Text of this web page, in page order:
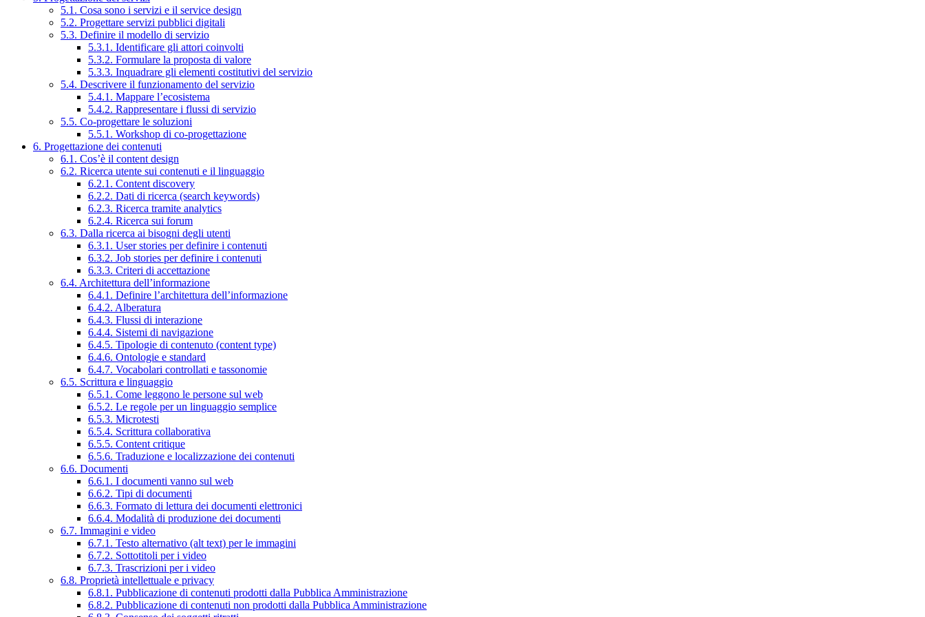
5.1. Cosa sono i servizi e il service design
5.2. Progettare servizi pubblici digitali
5.3. Definire il modello di servizio
5.3.1. Identificare gli attori coinvolti
5.3.2. Formulare la proposta di valore
5.3.3. Inquadrare gli elementi costitutivi del servizio
5.4. Descrivere il funzionamento del servizio
5.4.1. Mappare l’ecosistema
5.4.2. Rappresentare i flussi di servizio
5.5. Co-progettare le soluzioni
5.5.1. Workshop di co-progettazione
6. Progettazione dei contenuti
6.1. Cos’è il content design
6.2. Ricerca utente sui contenuti e il linguaggio
6.2.1. Content discovery
6.2.2. Dati di ricerca (search keywords)
6.2.3. Ricerca tramite analytics
6.2.4. Ricerca sui forum
6.3. Dalla ricerca ai bisogni degli utenti
6.3.1. User stories per definire i contenuti
6.3.2. Job stories per definire i contenuti
6.3.3. Criteri di accettazione
6.4. Architettura dell’informazione
6.4.1. Definire l’architettura dell’informazione
6.4.2. Alberatura
6.4.3. Flussi di interazione
6.4.4. Sistemi di navigazione
6.4.5. Tipologie di contenuto (content type)
6.4.6. Ontologie e standard
6.4.7. Vocabolari controllati e tassonomie
6.5. Scrittura e linguaggio
6.5.1. Come leggono le persone sul web
6.5.2. Le regole per un linguaggio semplice
6.5.3. Microtesti
6.5.4. Scrittura collaborativa
6.5.5. Content critique
6.5.6. Traduzione e localizzazione dei contenuti
6.6. Documenti
6.6.1. I documenti vanno sul web
6.6.2. Tipi di documenti
6.6.3. Formato di lettura dei documenti elettronici
6.6.4. Modalità di produzione dei documenti
6.7. Immagini e video
6.7.1. Testo alternativo (alt text) per le immagini
6.7.2. Sottotitoli per i video
6.7.3. Trascrizioni per i video
6.8. Proprietà intellettuale e privacy
6.8.1. Pubblicazione di contenuti prodotti dalla Pubblica Amministrazione
6.8.2. Pubblicazione di contenuti non prodotti dalla Pubblica Amministrazione